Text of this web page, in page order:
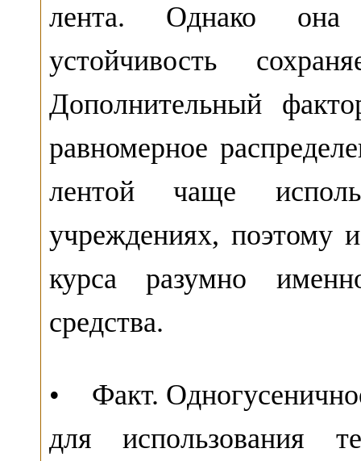
лента. Однако она
устойчивость
Дополнительный
равномерное
лентой чаще
учреждениях, поэтому
курса разумно
средства.
• Факт.
для использования